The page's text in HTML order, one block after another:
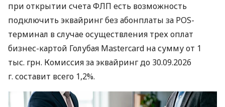
при открытии счета ФЛП есть возможность
подключить эквайринг без абонплаты за POS-
терминал в случае осуществления трех оплат
бизнес-картой Голубая Mastercard на сумму от 1
тыс. грн. Комиссия за эквайринг до 30.09.2026
г. составит всего 1,2%.